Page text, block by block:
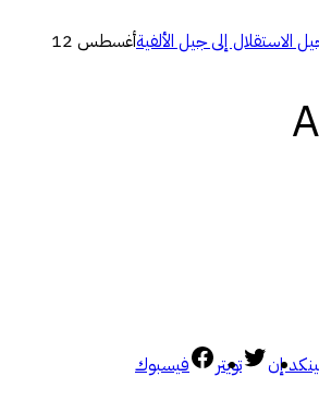
الاستقلال إلى جيل الألفيةأغسطس 12
إن تويتر فيسبوك